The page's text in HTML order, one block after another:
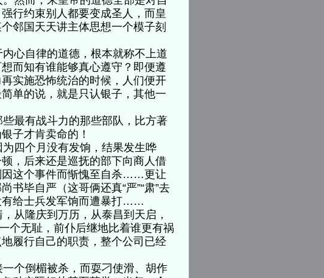
行约束别人都要变成圣人，而皇
邻国天天讲主体思想一个模子刻
心自律的道德，根本就称不上道
而知有谁能够真心遵守？即便遵
实施恐怖统治的时候，人们便开
单的说，就是只认银子，其他一
最有战斗力的那些部队，比方著
银子才肯卖命的！
四个月没有发饷，结果发生哗
，后来还是巡抚的部下向商人借
因这个事件而惭愧至自杀……更让
书毕自严（这哥俩还真“严”“肃”去
有给士兵发军饷而遭暴打……
从隆庆到万历，从泰昌到天启，
个无耻，前仆后继地比着谁更有祸
履行自己的职责，整个公司已经
个倒楣被杀，而耍刁使滑、胡作